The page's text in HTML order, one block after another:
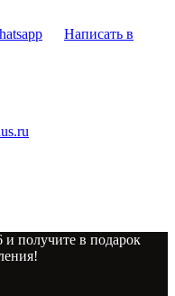
Написать в
получите в подарок